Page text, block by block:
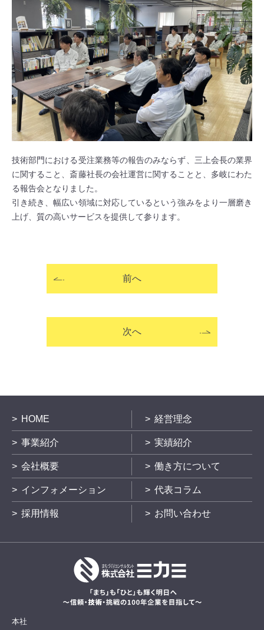
技術部門における受注業務等の報告のみならず、三上会長の業界
に関すること、斎藤社長の会社運営に関することと、多岐にわた
る報告会となりました。
引き続き、幅広い領域に対応しているという強みをより一層磨き
上げ、質の高いサービスを提供して参ります。
前へ
次へ
HOME 経営理念
事業紹介 実績紹介
会社概要 働き方について
インフォメーション 代表コラム
採用情報 お問い合わせ
本社